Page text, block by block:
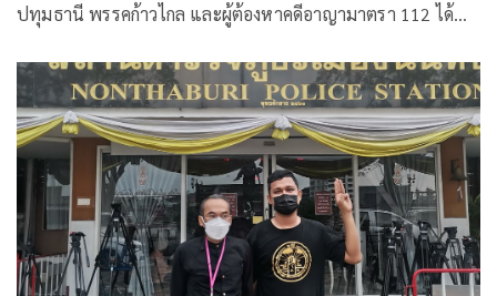
ปทุมธานี พรรคก้าวไกล และผู้ต้องหาคดีอาญามาตรา 112 ได้
การไต่สวนเงื่อนไขประกันตัวในคดีหมิ่นประมาทกษัตริย์ ที่ศาล
อาญา ถนนรัชดาภิเษก